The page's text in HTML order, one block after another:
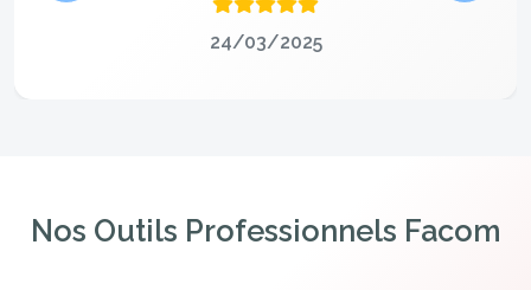
24/03/2025
Nos Outils Professionnels Facom